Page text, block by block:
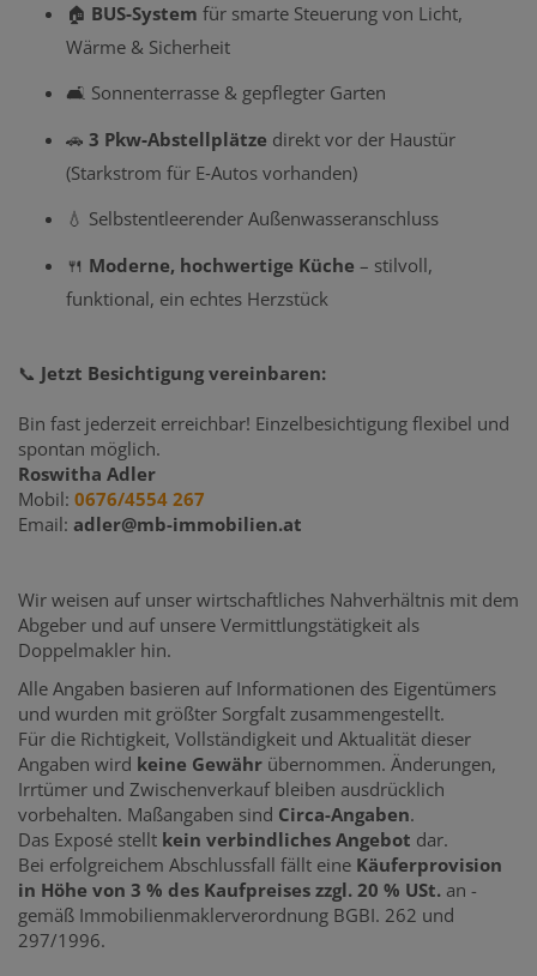
🏠 BUS‑System für smarte Steuerung von Licht,
Wärme & Sicherheit
🛋️ Sonnenterrasse & gepflegter Garten
🚗 3 Pkw‑Abstellplätze direkt vor der Haustür
(Starkstrom für E‑Autos vorhanden)
💧 Selbstentleerender Außenwasseranschluss
🍴 Moderne, hochwertige Küche – stilvoll,
funktional, ein echtes Herzstück
📞 Jetzt Besichtigung vereinbaren:
Bin fast jederzeit erreichbar! Einzelbesichtigung flexibel und
spontan möglich.
Roswitha Adler
Mobil: 0676/4554 267
Email: adler@mb-immobilien.at
Wir weisen auf unser wirtschaftliches Nahverhältnis mit dem
Abgeber und auf unsere Vermittlungstätigkeit als
Doppelmakler hin.
Alle Angaben basieren auf Informationen des Eigentümers
und wurden mit größter Sorgfalt zusammengestellt.
Für die Richtigkeit, Vollständigkeit und Aktualität dieser
Angaben wird keine Gewähr übernommen. Änderungen,
Irrtümer und Zwischenverkauf bleiben ausdrücklich
vorbehalten. Maßangaben sind Circa-Angaben.
Das Exposé stellt kein verbindliches Angebot dar.
Bei erfolgreichem Abschlussfall fällt eine Käuferprovision
in Höhe von 3 % des Kaufpreises zzgl. 20 % USt. an -
gemäß Immobilienmaklerverordnung BGBI. 262 und
297/1996.